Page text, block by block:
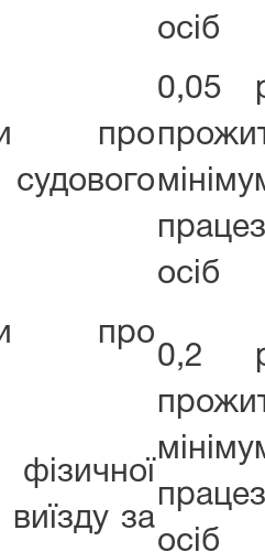
осіб
про
0,05
осіб
про
за
0,2
осіб